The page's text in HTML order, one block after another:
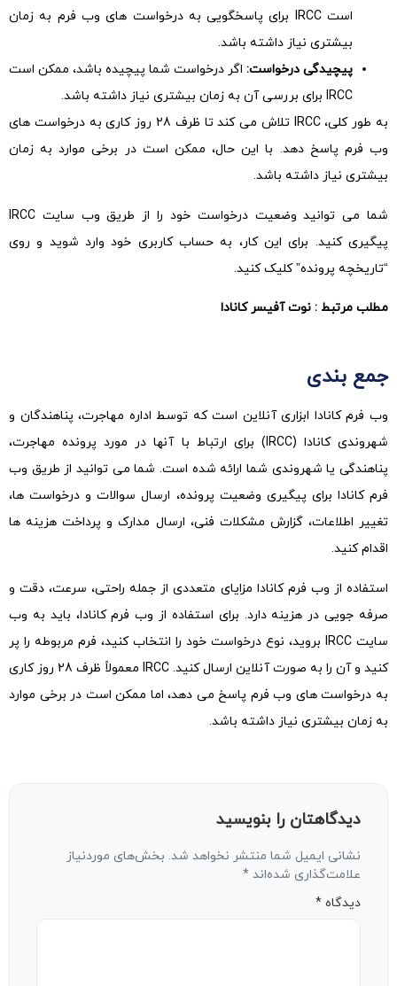
است IRCC برای پاسخگویی به درخواست های وب فرم به زمان
بیشتری نیاز داشته باشد.
پیچیدگی درخواست: اگر درخواست شما پیچیده باشد، ممکن است
IRCC برای بررسی آن به زمان بیشتری نیاز داشته باشد.
به طور کلی، IRCC تلاش می کند تا ظرف 28 روز کاری به درخواست های
وب فرم پاسخ دهد. با این حال، ممکن است در برخی موارد به زمان
بیشتری نیاز داشته باشد.
شما می توانید وضعیت درخواست خود را از طریق وب سایت IRCC
پیگیری کنید. برای این کار، به حساب کاربری خود وارد شوید و روی
“تاریخچه پرونده” کلیک کنید.
مطلب مرتبط : نوت آفیسر کانادا
جمع بندی
وب فرم کانادا ابزاری آنلاین است که توسط اداره مهاجرت، پناهندگان و
شهروندی کانادا (IRCC) برای ارتباط با آنها در مورد پرونده مهاجرت،
پناهندگی یا شهروندی شما ارائه شده است. شما می توانید از طریق وب
فرم کانادا برای پیگیری وضعیت پرونده، ارسال سوالات و درخواست ها،
تغییر اطلاعات، گزارش مشکلات فنی، ارسال مدارک و پرداخت هزینه ها
اقدام کنید.
استفاده از وب فرم کانادا مزایای متعددی از جمله راحتی، سرعت، دقت و
صرفه جویی در هزینه دارد. برای استفاده از وب فرم کانادا، باید به وب
سایت IRCC بروید، نوع درخواست خود را انتخاب کنید، فرم مربوطه را پر
کنید و آن را به صورت آنلاین ارسال کنید. IRCC معمولاً ظرف 28 روز کاری
به درخواست های وب فرم پاسخ می دهد، اما ممکن است در برخی موارد
به زمان بیشتری نیاز داشته باشد.
دیدگاهتان را بنویسید
نشانی ایمیل شما منتشر نخواهد شد. بخش‌های موردنیاز
علامت‌گذاری شده‌اند *
دیدگاه *